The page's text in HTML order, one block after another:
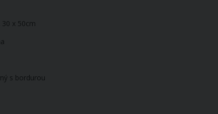
x 50cm
s bordurou